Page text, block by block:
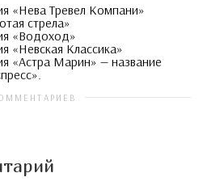
«Нева Тревел Компани»
стрела»
«Водоход»
«Невская Классика»
«Астра Марин» — название